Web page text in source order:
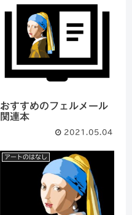
おすすめのフェルメール
関連本
2021.05.04
アートのはなし